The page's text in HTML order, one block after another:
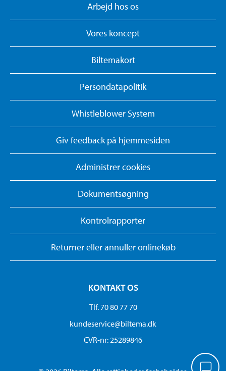
Arbejd hos os
Vores koncept
Biltemakort
Persondatapolitik
Whistleblower System
Giv feedback på hjemmesiden
Administrer cookies
Dokumentsøgning
Kontrolrapporter
Returner eller annuller onlinekøb
KONTAKT OS
Tlf. 70 80 77 70
kundeservice@biltema.dk
CVR-nr: 25289846